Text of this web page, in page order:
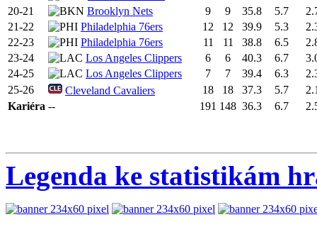
20-21
Brooklyn Nets 9 9 35.8 5.7
21-22
Philadelphia 76ers 12 12 39.9 5.3
22-23
Philadelphia 76ers 11 11 38.8 6.5
23-24
Los Angeles Clippers 6 6 40.3 6.7
24-25
Los Angeles Clippers 7 7 39.4 6.3
25-26
Cleveland Cavaliers 18 18 37.3 5.7
Kariéra -- 191 148 36.3 6.7
Legenda ke statistikám